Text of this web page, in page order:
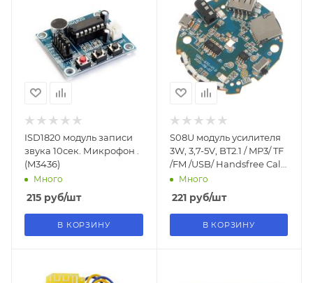
ISD1820 модуль записи
звука 10сек. Микрофон .
(M3436)
Много
215 руб/шт
В КОРЗИНУ
S08U модуль усилителя
3W, 3,7-5V, BT2.1 / MP3/ TF
/FM /USB/ Handsfree Call
KZY6807M
Много
221руб/шт
В КОРЗИНУ